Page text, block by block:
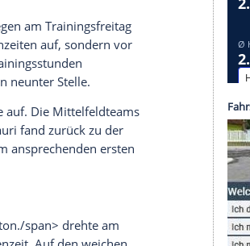
deBarcelona-Catalunya
. Doch am
Lewis Hamiltonund Valtteri Bottas
Stattdessen geigten
Ferrari
Trainingsfreitag
Rundenzeiten auf, sondern vor